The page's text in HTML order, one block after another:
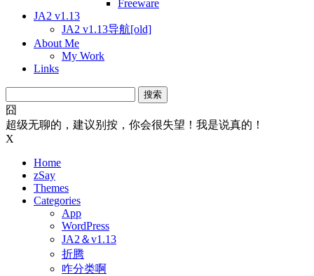
Freeware
JA2 v1.13
JA2 v1.13导航[old]
About Me
My Work
Links
索：
囧
超级无聊的，建议别按，你会很失望！我是说真的！
X
Home
zSay
Themes
Categories
App
WordPress
JA2＆v1.13
折腾
咋分类啊